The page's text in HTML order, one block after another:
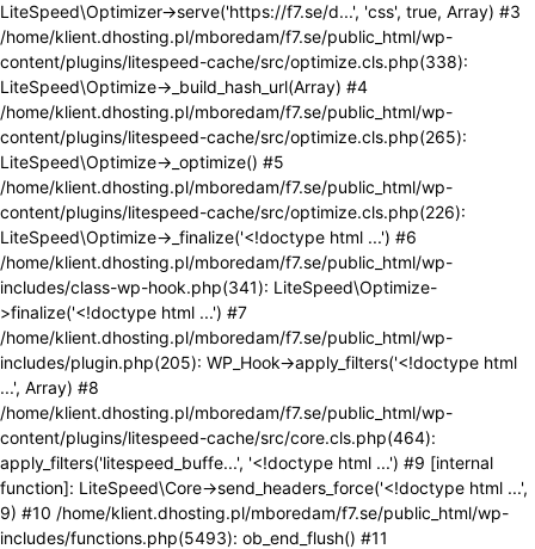
LiteSpeed\Optimizer->serve('https://f7.se/d...', 'css', true, Array) #3
/home/klient.dhosting.pl/mboredam/f7.se/public_html/wp-
content/plugins/litespeed-cache/src/optimize.cls.php(338):
LiteSpeed\Optimize->_build_hash_url(Array) #4
/home/klient.dhosting.pl/mboredam/f7.se/public_html/wp-
content/plugins/litespeed-cache/src/optimize.cls.php(265):
LiteSpeed\Optimize->_optimize() #5
/home/klient.dhosting.pl/mboredam/f7.se/public_html/wp-
content/plugins/litespeed-cache/src/optimize.cls.php(226):
LiteSpeed\Optimize->_finalize('<!doctype html ...') #6
/home/klient.dhosting.pl/mboredam/f7.se/public_html/wp-
includes/class-wp-hook.php(341): LiteSpeed\Optimize-
>finalize('<!doctype html ...') #7
/home/klient.dhosting.pl/mboredam/f7.se/public_html/wp-
includes/plugin.php(205): WP_Hook->apply_filters('<!doctype html
...', Array) #8
/home/klient.dhosting.pl/mboredam/f7.se/public_html/wp-
content/plugins/litespeed-cache/src/core.cls.php(464):
apply_filters('litespeed_buffe...', '<!doctype html ...') #9 [internal
function]: LiteSpeed\Core->send_headers_force('<!doctype html ...',
9) #10 /home/klient.dhosting.pl/mboredam/f7.se/public_html/wp-
includes/functions.php(5493): ob_end_flush() #11